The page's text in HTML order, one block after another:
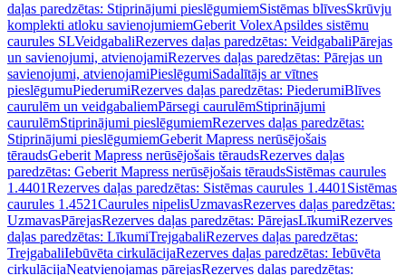
daļas paredzētas: Stiprinājumi pieslēgumiemSistēmas blīvesSkrūvju
komplekti atloku savienojumiemGeberit VolexApsildes sistēmu
caurules SLVeidgabaliRezerves daļas paredzētas: VeidgabaliPārejas
un savienojumi, atvienojamiRezerves daļas paredzētas: Pārejas un
savienojumi, atvienojamiPieslēgumiSadalītājs ar vītnes
pieslēgumuPiederumiRezerves daļas paredzētas: PiederumiBlīves
caurulēm un veidgabaliemPārsegi caurulēmStiprinājumi
caurulēmStiprinājumi pieslēgumiemRezerves daļas paredzētas:
Stiprinājumi pieslēgumiemGeberit Mapress nerūsējošais
tēraudsGeberit Mapress nerūsējošais tēraudsRezerves daļas
paredzētas: Geberit Mapress nerūsējošais tēraudsSistēmas caurules
1.4401Rezerves daļas paredzētas: Sistēmas caurules 1.4401 Sistēmas
caurules 1.4521Caurules nipelisUzmavasRezerves daļas paredzētas:
UzmavasPārejasRezerves daļas paredzētas: PārejasLīkumiRezerves
daļas paredzētas: LīkumiTrejgabaliRezerves daļas paredzētas:
TrejgabaliIebūvēta cirkulācijaRezerves daļas paredzētas: Iebūvēta
cirkulācijaNeatvienojamas pārejasRezerves daļas paredzētas: